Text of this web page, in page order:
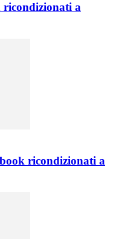
ricondizionati a
ricondizionati a